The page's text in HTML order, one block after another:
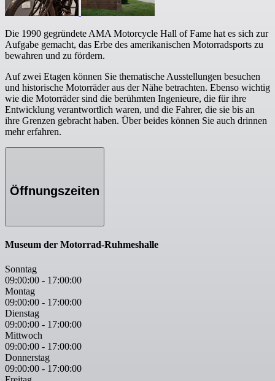
Die 1990 gegründete AMA Motorcycle Hall of Fame hat es sich zur
Aufgabe gemacht, das Erbe des amerikanischen Motorradsports zu
bewahren und zu fördern.
Auf zwei Etagen können Sie thematische Ausstellungen besuchen
und historische Motorräder aus der Nähe betrachten. Ebenso wichtig
wie die Motorräder sind die berühmten Ingenieure, die für ihre
Entwicklung verantwortlich waren, und die Fahrer, die sie bis an
ihre Grenzen gebracht haben. Über beides können Sie auch drinnen
mehr erfahren.
Öffnungszeiten
Museum der Motorrad-Ruhmeshalle
Sonntag
09:00:00 - 17:00:00
Montag
09:00:00 - 17:00:00
Dienstag
09:00:00 - 17:00:00
Mittwoch
09:00:00 - 17:00:00
Donnerstag
09:00:00 - 17:00:00